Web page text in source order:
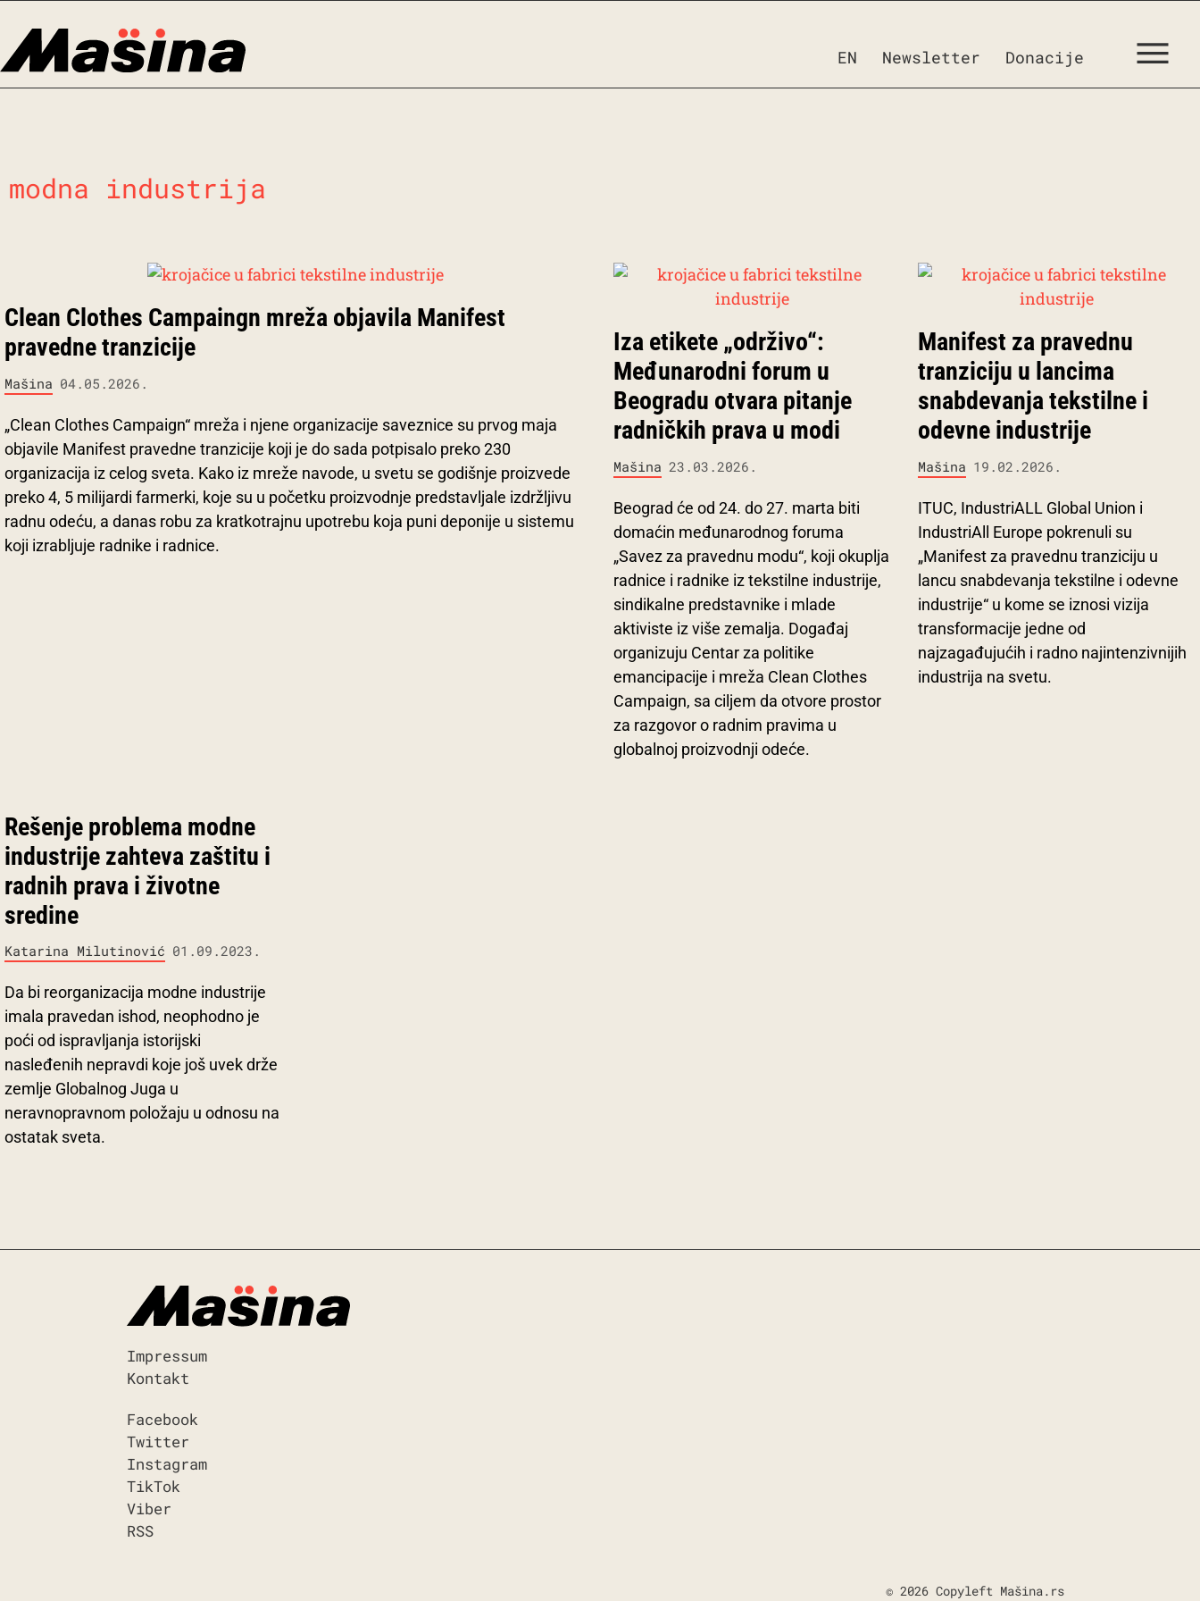
content
EN Newsletter Donacije
modna industrija
Clean Clothes Campaingn mreža objavila Manifest
pravedne tranzicije
Mašina 04.05.2026.
„Clean Clothes Campaign“ mreža i njene organizacije saveznice su prvog maja
objavile Manifest pravedne tranzicije koji je do sada potpisalo preko 230
organizacija iz celog sveta. Kako iz mreže navode, u svetu se godišnje proizvede
preko 4, 5 milijardi farmerki, koje su u početku proizvodnje predstavljale izdržljivu
radnu odeću, a danas robu za kratkotrajnu upotrebu koja puni deponije u sistemu
koji izrabljuje radnike i radnice.
Iza etikete „održivo“:
Međunarodni forum u
Beogradu otvara pitanje
radničkih prava u modi
Mašina 23.03.2026.
Beograd će od 24. do 27. marta biti
domaćin međunarodnog foruma
„Savez za pravednu modu“, koji okuplja
radnice i radnike iz tekstilne industrije,
sindikalne predstavnike i mlade
aktiviste iz više zemalja. Događaj
organizuju Centar za politike
emancipacije i mreža Clean Clothes
Campaign, sa ciljem da otvore prostor
za razgovor o radnim pravima u
globalnoj proizvodnji odeće.
Manifest za pravednu
tranziciju u lancima
snabdevanja tekstilne i
odevne industrije
Mašina 19.02.2026.
ITUC, IndustriALL Global Union i
IndustriAll Europe pokrenuli su
„Manifest za pravednu tranziciju u
lancu snabdevanja tekstilne i odevne
industrije“ u kome se iznosi vizija
transformacije jedne od
najzagađujućih i radno najintenzivnijih
industrija na svetu.
Rešenje problema modne
industrije zahteva zaštitu i
radnih prava i životne
sredine
Katarina Milutinović 01.09.2023.
Da bi reorganizacija modne industrije
imala pravedan ishod, neophodno je
poći od ispravljanja istorijski
nasleđenih nepravdi koje još uvek drže
zemlje Globalnog Juga u
neravnopravnom položaju u odnosu na
ostatak sveta.
Impressum
Kontakt
Facebook
Twitter
Instagram
TikTok
Viber
RSS
© 2026 Copyleft Mašina.rs